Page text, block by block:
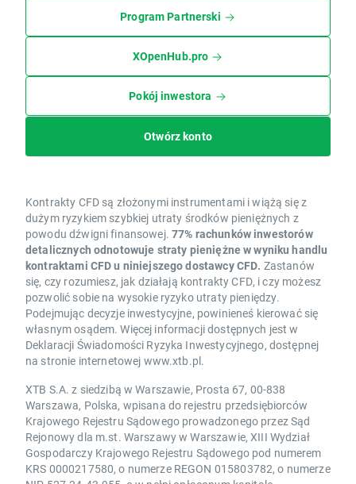
Program Partnerski
XOpenHub.pro
Pokój inwestora
Otwórz konto
Kontrakty CFD są złożonymi instrumentami i wiążą się z
dużym ryzykiem szybkiej utraty środków pieniężnych z
powodu dźwigni finansowej. 77% rachunków inwestorów
detalicznych odnotowuje straty pieniężne w wyniku handlu
kontraktami CFD u niniejszego dostawcy CFD. Zastanów
się, czy rozumiesz, jak działają kontrakty CFD, i czy możesz
pozwolić sobie na wysokie ryzyko utraty pieniędzy.
Podejmując decyzje inwestycyjne, powinieneś kierować się
własnym osądem. Więcej informacji dostępnych jest w
Deklaracji Świadomości Ryzyka Inwestycyjnego, dostępnej
na stronie internetowej www.xtb.pl.
XTB S.A. z siedzibą w Warszawie, Prosta 67, 00-838
Warszawa, Polska, wpisana do rejestru przedsiębiorców
Krajowego Rejestru Sądowego prowadzonego przez Sąd
Rejonowy dla m.st. Warszawy w Warszawie, XIII Wydział
Gospodarczy Krajowego Rejestru Sądowego pod numerem
KRS 0000217580, o numerze REGON 015803782, o numerze